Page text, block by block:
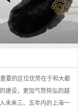
要的区位优势在于和大都
建设，更加气势恢弘的越
未来三、五年内的上海一